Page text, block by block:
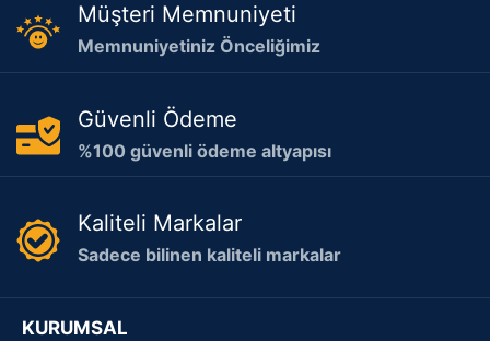
Müşteri Memnuniyeti
Memnuniyetiniz Önceliğimiz
Güvenli Ödeme
%100 güvenli ödeme altyapısı
Kaliteli Markalar
Sadece bilinen kaliteli markalar
KURUMSAL